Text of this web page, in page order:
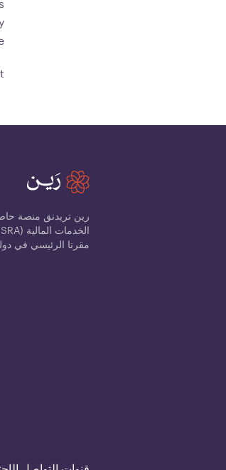
رين تريدنق منصة
مقرنا الرئيسي في